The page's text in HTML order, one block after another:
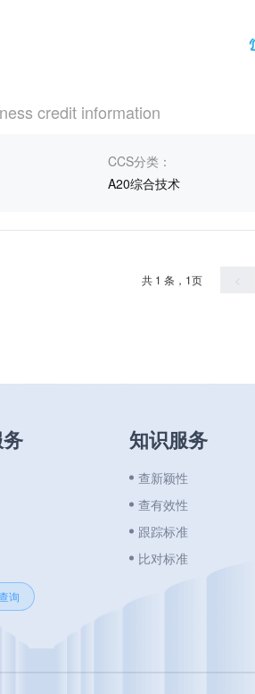
credit information
CCS分类：
A20综合技术
共 1 条，1页 <
询
知识服务
查新颖性
查有效性
跟踪标准
比对标准